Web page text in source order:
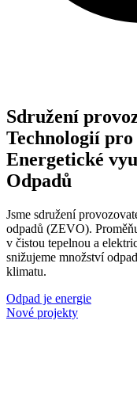
Sdružení
Technologií pro
Energetické
Odpadů
Jsme sdružení
odpadů (ZEVO).
v čistou tepelnou a
snižujeme množství
klimatu.
Odpad je energie
Nové projekty